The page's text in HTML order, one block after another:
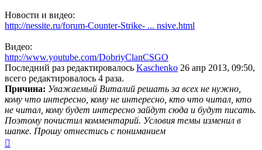
Новости и видео:
http://nessite.ru/forum-Counter-Strike- ... nsive.html
Видео:
http://www.youtube.com/DobriyClanCSGO
Последний раз редактировалось Kaschenko 26 апр 2013, 09:50,
всего редактировалось 4 раза.
Причина: Уважаемый Виталий решать за всех не нужно,
кому что интересно, кому не интересно, кто что читал, кто
не читал, кому будет интересно зайдут сюда и будут писать.
Поэтому почистил комментарий. Условия темы изменил в
шапке. Прошу отнестись с пониманием